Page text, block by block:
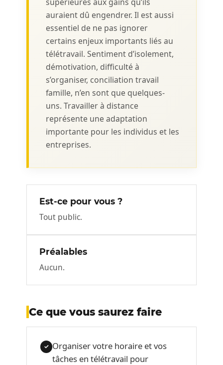
auraient dû engendrer. Il est aussi
essentiel de ne pas ignorer
certains enjeux importants liés au
télétravail. Sentiment d’isolement,
démotivation, difficulté à
s’organiser, conciliation travail
famille, n’en sont que quelques-
uns. Travailler à distance
représente une adaptation
importante pour les individus et les
entreprises.
Est-ce pour vous ?
Tout public.
Préalables
Aucun.
Ce que vous saurez faire
✓ Organiser votre horaire et vos
tâches en télétravail pour